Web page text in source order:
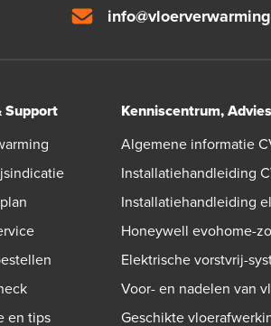
Support
en tips
Kenniscentrum,
Algemene informatie
Installatiehandleiding
Installatiehandleiding
Honeywell evohome-
Elektrische vorstvrij-
Voor- en nadelen van
Geschikte